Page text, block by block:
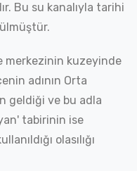
Bu su kanalıyla tarihi
merkezinin kuzeyinde
adının Orta
geldiği ve bu adla
tabirinin ise
olasılığı